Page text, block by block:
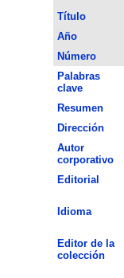
Título
Año
Número
Palabras
clave
Resumen
Dirección
Autor
corporativo
Editorial
Idioma
Editor de la
colección